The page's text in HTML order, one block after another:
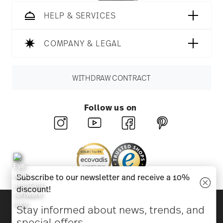
HELP & SERVICES
COMPANY & LEGAL
WITHDRAW CONTRACT
Follow us on
Beauty & functionality for your home
Subscribe to our newsletter and receive a 10%
discount!
Stay informed about news, trends, and